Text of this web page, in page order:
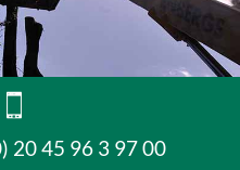
20 45 96 3 97 00